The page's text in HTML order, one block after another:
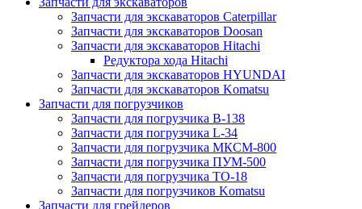
Запчасти для экскаваторов Caterpillar
Запчасти для экскаваторов Doosan
Запчасти для экскаваторов Hitachi
Редуктора хода Hitachi
Запчасти для экскаваторов HYUNDAI
Запчасти для экскаваторов Komatsu
Запчасти для погрузчиков
Запчасти для погрузчика B-138
Запчасти для погрузчика L-34
Запчасти для погрузчика МКСМ-800
Запчасти для погрузчика ПУМ-500
Запчасти для погрузчика ТО-18
Запчасти для погрузчиков Komatsu
Запчасти для грейдеров